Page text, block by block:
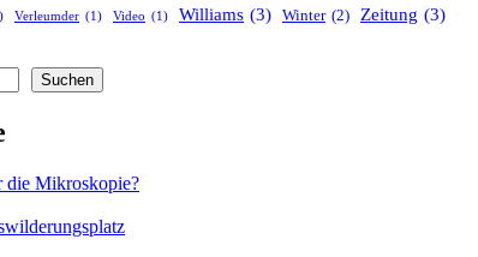
Verleumder (1) Video (1) Williams (3) Winter (2) Zeitung (3)
Suchen
die Mikroskopie?